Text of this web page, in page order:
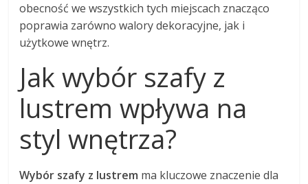
obecność we wszystkich tych miejscach znacząco
poprawia zarówno walory dekoracyjne, jak i
użytkowe wnętrz.
Jak wybór szafy z
lustrem wpływa na
styl wnętrza?
Wybór szafy z lustrem ma kluczowe znaczenie dla